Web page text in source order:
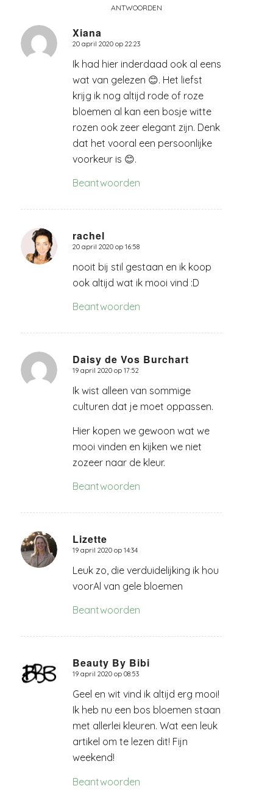
ANTWOORDEN
Xiana
zegt:
20 april 2020 op 22:23
Ik had hier inderdaad ook al eens
wat van gelezen 😊. Het liefst
krijg ik nog altijd rode of roze
bloemen al kan een bosje witte
rozen ook zeer elegant zijn. Denk
dat het vooral een persoonlijke
voorkeur is 😊.
Beantwoorden
rachel
zegt:
20 april 2020 op 16:58
nooit bij stil gestaan en ik koop
ook altijd wat ik mooi vind :D
Beantwoorden
Daisy de Vos Burchart
zegt:
19 april 2020 op 17:52
Ik wist alleen van sommige
culturen dat je moet oppassen.
Hier kopen we gewoon wat we
mooi vinden en kijken we niet
zozeer naar de kleur.
Beantwoorden
Lizette
zegt:
19 april 2020 op 14:34
Leuk zo, die verduidelijking ik hou
voorAl van gele bloemen
Beantwoorden
Beauty By Bibi
zegt:
19 april 2020 op 08:53
Geel en wit vind ik altijd erg mooi!
Ik heb nu een bos bloemen staan
met allerlei kleuren. Wat een leuk
artikel om te lezen dit! Fijn
weekend!
Beantwoorden